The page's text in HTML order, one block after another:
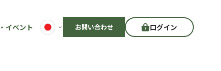
イベント お問い合わせ ログイン